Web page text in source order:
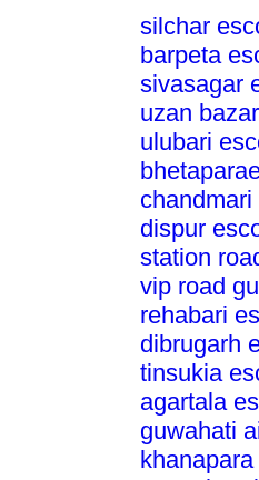
silchar
barpeta
sivasagar
uzan
ulubari
dispur
station
vip road
rehabari
dibrugarh
tinsukia
agartala
guwahati